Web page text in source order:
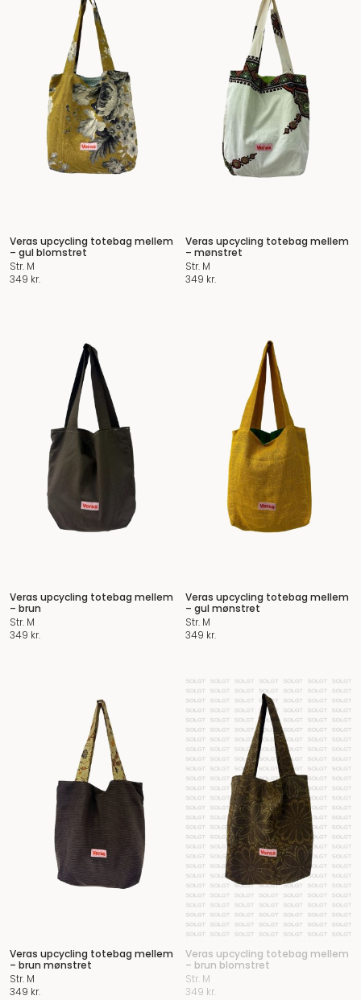
Veras upcycling totebag mellem
– gul blomstret
Str. M
349 kr.
Veras upcycling totebag mellem
– mønstret
Str. M
349 kr.
Veras upcycling totebag mellem
– brun
Str. M
349 kr.
Veras upcycling totebag mellem
– gul mønstret
Str. M
349 kr.
Veras upcycling totebag mellem
– brun mønstret
Str. M
349 kr.
Veras upcycling totebag mellem
– brun blomstret
Str. M
349 kr.